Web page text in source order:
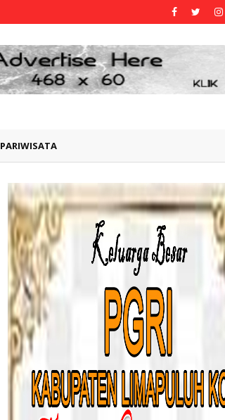
PARIWISATA